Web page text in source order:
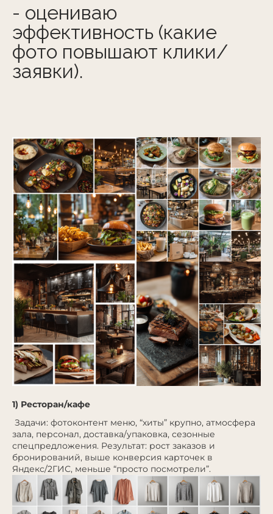
- оцениваю
эффективность (какие
фото повышают клики/
заявки).
1) Ресторан/кафе
Задачи: фотоконтент меню, “хиты” крупно, атмосфера
зала, персонал, доставка/упаковка, сезонные
спецпредложения. Результат: рост заказов и
бронирований, выше конверсия карточек в
Яндекс/2ГИС, меньше “просто посмотрели”.